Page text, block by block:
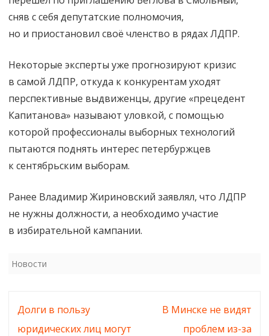
сняв с себя депутатские полномочия,
но и приостановил своё членство в рядах ЛДПР.
Некоторые эксперты уже прогнозируют кризис
в самой ЛДПР, откуда к конкурентам уходят
перспективные выдвиженцы, другие «прецедент
Капитанова» называют уловкой, с помощью
которой профессионалы выборных технологий
пытаются поднять интерес петербуржцев
к сентябрьским выборам.
Ранее Владимир Жириновский заявлял, что ЛДПР
не нужны должности, а необходимо участие
в избирательной кампании.
Новости
Навигация
по
Долги в пользу
юридических лиц могут
В Минске не видят
проблем из-за